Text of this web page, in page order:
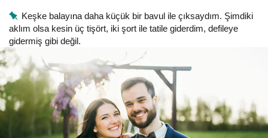
Keşke balayına daha küçük bir bavul ile çıksaydım. Şimdiki
aklım olsa kesin üç tişört, iki şort ile tatile giderdim, defileye
gidermiş gibi değil.